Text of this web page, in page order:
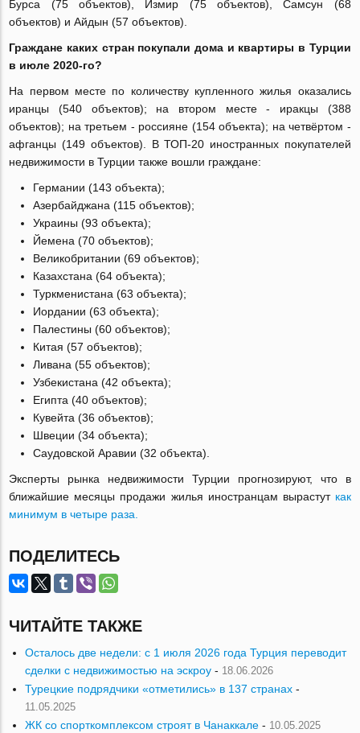
Бурса (75 объектов), Измир (75 объектов), Самсун (68
объектов) и Айдын (57 объектов).
Граждане каких стран покупали дома и квартиры в Турции
в июле 2020-го?
На первом месте по количеству купленного жилья оказались
иранцы (540 объектов); на втором месте - иракцы (388
объектов); на третьем - россияне (154 объекта); на четвёртом -
афганцы (149 объектов). В ТОП-20 иностранных покупателей
недвижимости в Турции также вошли граждане:
Германии (143 объекта);
Азербайджана (115 объектов);
Украины (93 объекта);
Йемена (70 объектов);
Великобритании (69 объектов);
Казахстана (64 объекта);
Туркменистана (63 объекта);
Иордании (63 объекта);
Палестины (60 объектов);
Китая (57 объектов);
Ливана (55 объектов);
Узбекистана (42 объекта);
Египта (40 объектов);
Кувейта (36 объектов);
Швеции (34 объекта);
Саудовской Аравии (32 объекта).
Эксперты рынка недвижимости Турции прогнозируют, что в
ближайшие месяцы продажи жилья иностранцам вырастут как
минимум в четыре раза.
ПОДЕЛИТЕСЬ
ЧИТАЙТЕ ТАКЖЕ
Осталось две недели: с 1 июля 2026 года Турция переводит
сделки с недвижимостью на эскроу - 18.06.2026
Турецкие подрядчики «отметились» в 137 странах -
11.05.2025
ЖК со спорткомплексом строят в Чанаккале - 10.05.2025